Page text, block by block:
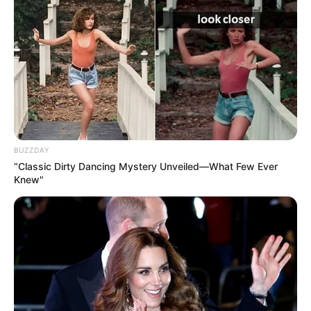
Participe do nosso grupo do
WhatsApp!
Fique informado em tempo real sobre as principais
notícias de Paraguaçu Paulista e região
Clique aqui para entrar no grupo
BUZZDAY
“Classic Dirty Dancing Mystery Unveiled—What Few Ever
Knew"